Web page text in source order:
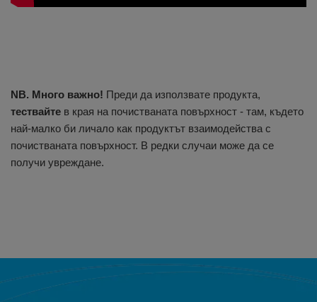
NB. Много важно! Преди да използвате продукта,
тествайте в края на почистваната повърхност - там, където
най-малко би личало как продуктът взаимодейства с
почистваната повърхност. В редки случаи може да се
получи увреждане.